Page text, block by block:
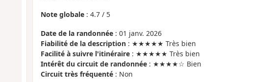
Note globale: 4.7/ 5
Date de la randonnée: 01 janv. 2026
Fiabilité de la description: ★★★★★ Très bien
Facilité à suivre l'itinéraire: ★★★★★ Très bien
Intérêt du circuit de randonnée: ★★★★☆ Bien
Circuit très fréquenté: Non